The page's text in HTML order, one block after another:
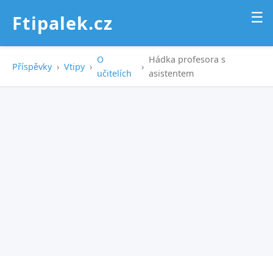
Ftipalek.cz ☰
Příspěvky › Vtipy ›
O
učitelích
›
Hádka profesora s
asistentem